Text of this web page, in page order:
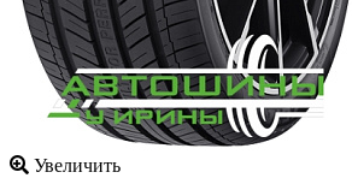
Увеличить